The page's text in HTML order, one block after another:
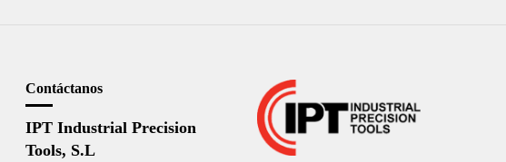
Contáctanos
IPT Industrial Precision
Tools, S.L